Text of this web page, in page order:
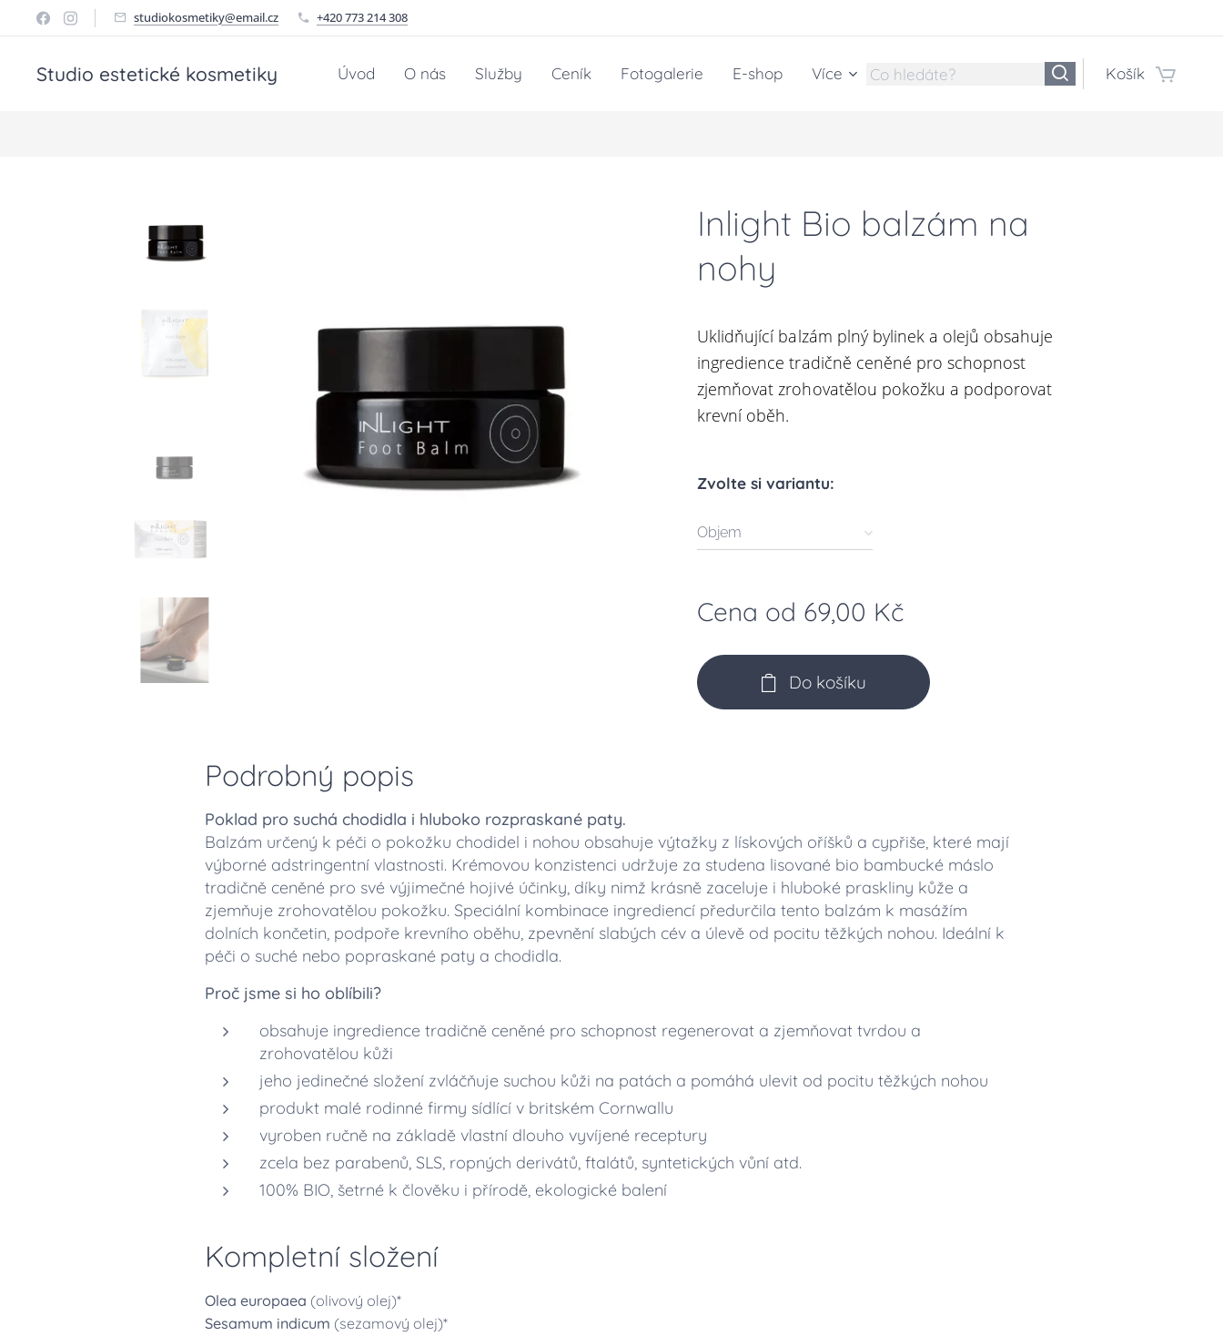
studiokosmetiky@email.cz +420 773 214 308
Studio estetické kosmetiky Úvod O nás Služby Ceník Fotogalerie E-shop Více Košík
Inlight Bio balzám na
nohy
Uklidňující balzám plný bylinek a olejů obsahuje
ingredience tradičně ceněné pro schopnost
zjemňovat zrohovatělou pokožku a podporovat
krevní oběh.
Zvolte si variantu:
Objem
Cena od 69,00 Kč
Do košíku
Podrobný popis
Poklad pro suchá chodidla i hluboko rozpraskané paty.
Balzám určený k péči o pokožku chodidel i nohou obsahuje výtažky z lískových oříšků a cypřiše, které mají
výborné adstringentní vlastnosti. Krémovou konzistenci udržuje za studena lisované bio bambucké máslo
tradičně ceněné pro své výjimečné hojivé účinky, díky nimž krásně zaceluje i hluboké praskliny kůže a
zjemňuje zrohovatělou pokožku. Speciální kombinace ingrediencí předurčila tento balzám k masážím
dolních končetin, podpoře krevního oběhu, zpevnění slabých cév a úlevě od pocitu těžkých nohou. Ideální k
péči o suché nebo popraskané paty a chodidla.
Proč jsme si ho oblíbili?
obsahuje ingredience tradičně ceněné pro schopnost regenerovat a zjemňovat tvrdou a
zrohovatělou kůži
jeho jedinečné složení zvláčňuje suchou kůži na patách a pomáhá ulevit od pocitu těžkých nohou
produkt malé rodinné firmy sídlící v britském Cornwallu
vyroben ručně na základě vlastní dlouho vyvíjené receptury
zcela bez parabenů, SLS, ropných derivátů, ftalátů, syntetických vůní atd.
100% BIO, šetrné k člověku i přírodě, ekologické balení
Kompletní složení
Olea europaea (olivový olej)*
Sesamum indicum (sezamový olej)*